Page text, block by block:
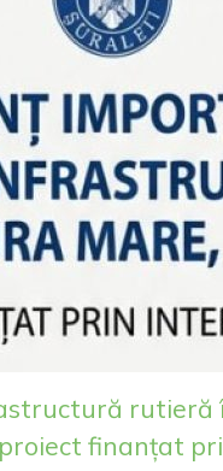
rutieră
proiect finanțat